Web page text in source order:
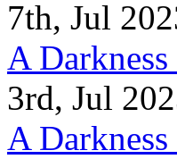
7th, Jul
A
3rd, Jul
A